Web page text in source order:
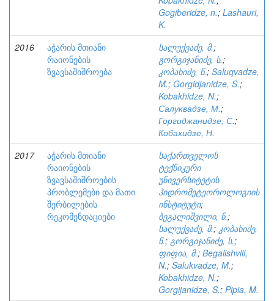
Gogiberidze, n.; Lashauri,
K.
2016
აჭარის მთიანი
რაიონების
ზვავსაშიშროება
სალუქვაძე, მ.;
გორგიჯანიძე, ს.;
კობახიძე, ნ.; Saluqvadze,
M.; Gorgidjanidze, S.;
Kobakhidze, N.;
Салуквадзе, М.;
Горгиджанидзе, С.;
Кобахидзе, Н.
2017
აჭარის მთიანი
რაიონების
ზვავსაშიშროების
პრობლემები და მათი
შერბილების
რეკომენდაციები
საქართველოს
ტექნიკური
უნივერსიტეტის
ჰიდრომეტეოროლოგიის
ინსტიტუტი;
ბეგალიშვილი, ნ.;
სალუქვაძე, მ.; კობახიძე,
ნ.; გორგიჯანიძე, ს.;
ფიფია, მ.; Begalishvili,
N.; Salukvadze, M.;
Kobakhidze, N.;
Gorgijanidze, S.; Pipia, M.